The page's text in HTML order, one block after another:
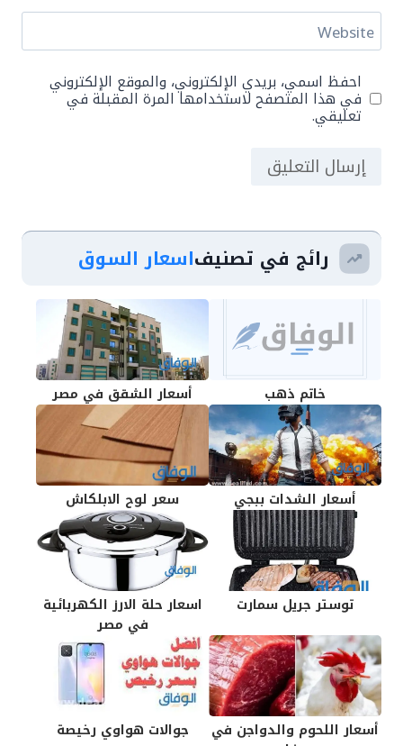
Website
احفظ اسمي، بريدي الإلكتروني، والموقع الإلكتروني
في هذا المتصفح لاستخدامها المرة المقبلة في
تعليقي.
رائج في تصنيفاسعار السوق
خاتم ذهب أسعار الشقق في مصر
أسعار الشدات ببجي سعر لوح الابلكاش
توستر جريل سمارت
اسعار حلة الارز الكهربائية
في مصر
أسعار اللحوم والدواجن في
جوالات هواوي رخيصة